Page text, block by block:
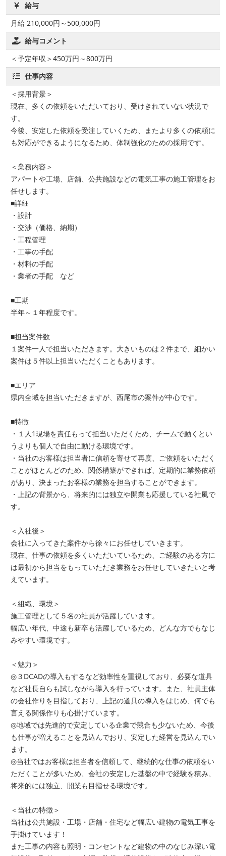
給与
月給 210,000円～500,000円
給与コメント
＜予定年収＞450万円～800万円
仕事内容
＜採用背景＞
現在、多くの依頼をいただいており、受けきれていない状況で
す。
今後、安定した依頼を受注していくため、またより多くの依頼に
も対応ができるようになるため、体制強化のための採用です。
＜業務内容＞
アパートや工場、店舗、公共施設などの電気工事の施工管理をお
任せします。
■詳細
・設計
・交渉（価格、納期）
・工程管理
・工事の手配
・材料の手配
・業者の手配 など
■工期
半年～１年程度です。
■担当案件数
１案件一人で担当いただきます。大きいものは２件まで、細かい
案件は５件以上担当いただくこともあります。
■エリア
県内全域を担当いただきますが、西尾市の案件が中心です。
■特徴
・１人1現場を責任もって担当いただくため、チームで動くとい
うよりも個人で自由に動ける環境です。
・当社のお客様は担当者に信頼を寄せて再度、ご依頼をいただく
ことがほとんどのため、関係構築ができれば、定期的に業務依頼
があり、決まったお客様の業務を担当することができます。
・上記の背景から、将来的には独立や開業も応援している社風で
す。
＜入社後＞
会社に入ってきた案件から徐々にお任せしていきます。
現在、仕事の依頼を多くいただいているため、ご経験のある方に
は最初から担当をもっていただき業務をお任せしていきたいと考
えています。
＜組織、環境＞
施工管理として５名の社員が活躍しています。
幅広い年代、中途も新卒も活躍しているため、どんな方でもなじ
みやすい環境です。
＜魅力＞
◎３DCADの導入もするなど効率性を重視しており、必要な道具
など社長自らも試しながら導入を行っています。また、社員主体
の会社作りを目指しており、上記の道具の導入をはじめ、何でも
言える関係作りも心掛けています。
◎地域では先進的で安定している企業で競合も少ないため、今後
も仕事が増えることを見込んでおり、安定した経営を見込んでい
ます。
◎当社ではお客様は担当者を信頼して、継続的な仕事の依頼をい
ただくことが多いため、会社の安定した基盤の中で経験を積み、
将来的には独立、開業も目指せる環境です。
＜当社の特徴＞
当社は公共施設・工場・店舗・住宅など幅広い建物の電気工事を
手掛けています！
また工事の内容も照明・コンセントなど建物の中のなじみ深い電